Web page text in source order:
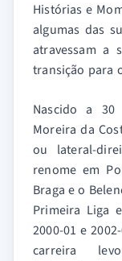
Histórias e
algumas das
atravessam a
transição para
Nascido a
Moreira da
ou lateral-
renome em
Braga e o
Primeira Liga
2000-01 e
carreira